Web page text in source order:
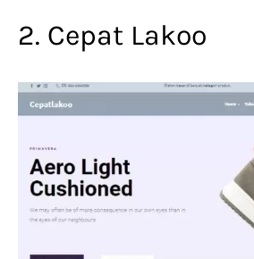
2. Cepat Lakoo